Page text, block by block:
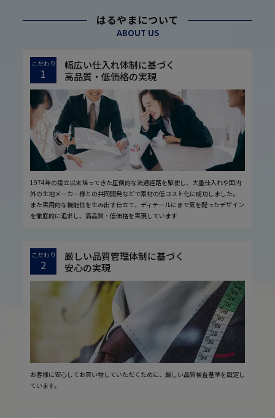
はるやまについて
ABOUT US
こだわり
1
幅広い仕入れ体制に基づく
高品質・低価格の実現
1974年の設立以来培ってきた圧倒的な流通経路を駆使し、大量仕入れや国内
外の生地メーカー様との共同開発などで素材の低コスト化に成功しました。
また実用的な機能性を生み出す仕立て、ディテールにまで気を配ったデザイン
を徹底的に追求し、高品質・低価格を実現しています
こだわり
2
厳しい品質管理体制に基づく
安心の実現
お客様に安心してお買い物していただくために、厳しい品質検査基準を設定し
ています。